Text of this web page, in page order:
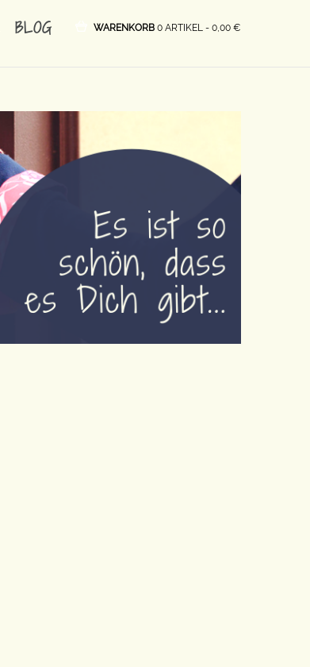
BLOG WARENKORB 0 ARTIKEL - 0,00 €